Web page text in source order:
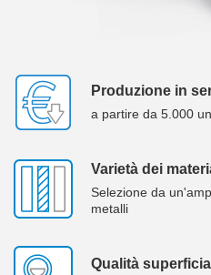
Produzione in
a partire da 5.000
Varietà dei
Selezione da
metalli
Qualità